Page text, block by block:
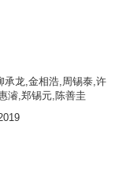
承龙,金相浩,周锡泰,许
濬,郑锡元,陈善圭